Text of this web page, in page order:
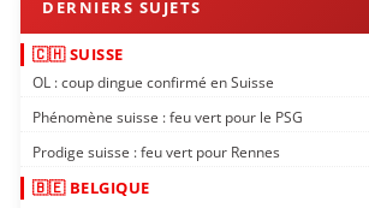
🇨🇭 SUISSE
OL : coup dingue confirmé en Suisse
Phénomène suisse : feu vert pour le PSG
Prodige suisse : feu vert pour Rennes
🇧🇪 BELGIQUE